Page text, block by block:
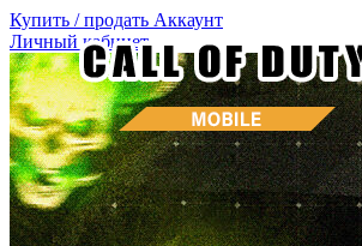
Купить / продать Аккаунт
Личный кабинет